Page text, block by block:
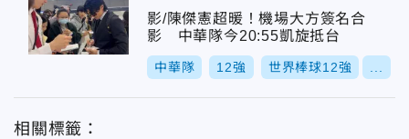
影/陳傑憲超暖！機場大方簽名合
影 中華隊今20:55凱旋抵台
中華隊 12強 世界棒球12強
相關標籤：